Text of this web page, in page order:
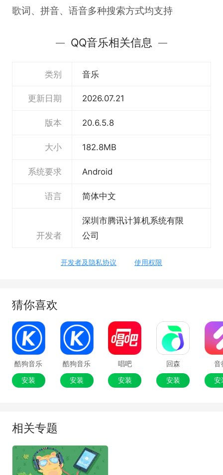
歌词、拼音、语音多种搜索方式均支持
QQ音乐相关信息
类别 音乐
更新日期 2026.07.21
版本 20.6.5.8
大小 182.8MB
系统要求 Android
语言 简体中文
开发者
深圳市腾讯计算机系统有限
公司
开发者及隐私协议 使用权限
猜你喜欢
酷狗音乐
安装
酷狗音乐
安装
唱吧
安装
回森
安装
音
安
相关专题